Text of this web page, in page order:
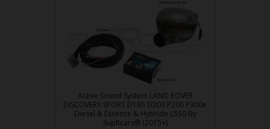
Active Sound System LAND ROVER
DISCOVERY SPORT D165 D200 P200 P300e
Diesel & Essence & Hybride L550 By
SupRcars® (2015+)